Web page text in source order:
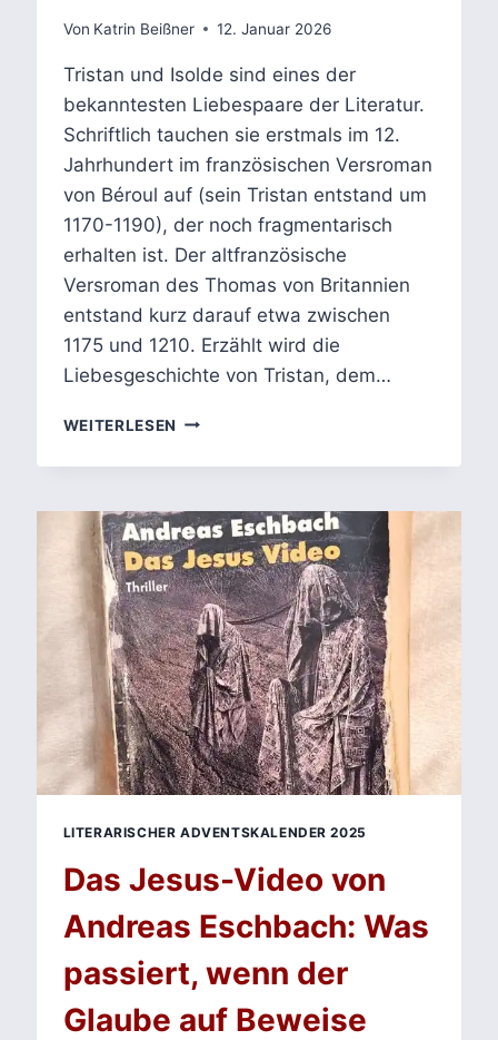
Von Katrin Beißner 12. Januar 2026
Tristan und Isolde sind eines der
bekanntesten Liebespaare der Literatur.
Schriftlich tauchen sie erstmals im 12.
Jahrhundert im französischen Versroman
von Béroul auf (sein Tristan entstand um
1170-1190), der noch fragmentarisch
erhalten ist. Der altfranzösische
Versroman des Thomas von Britannien
entstand kurz darauf etwa zwischen
1175 und 1210. Erzählt wird die
Liebesgeschichte von Tristan, dem…
WEITERLESEN TRISTAN
ISOLDE
KARTENSPIEL:
ZWISCHEN
MITTELALTERLICHER
TRADITION
UND
ROMANTISCHER
UMDEUTUNG
LITERARISCHER ADVENTSKALENDER 2025
Das Jesus-Video von
Andreas Eschbach: Was
passiert, wenn der
Glaube auf Beweise